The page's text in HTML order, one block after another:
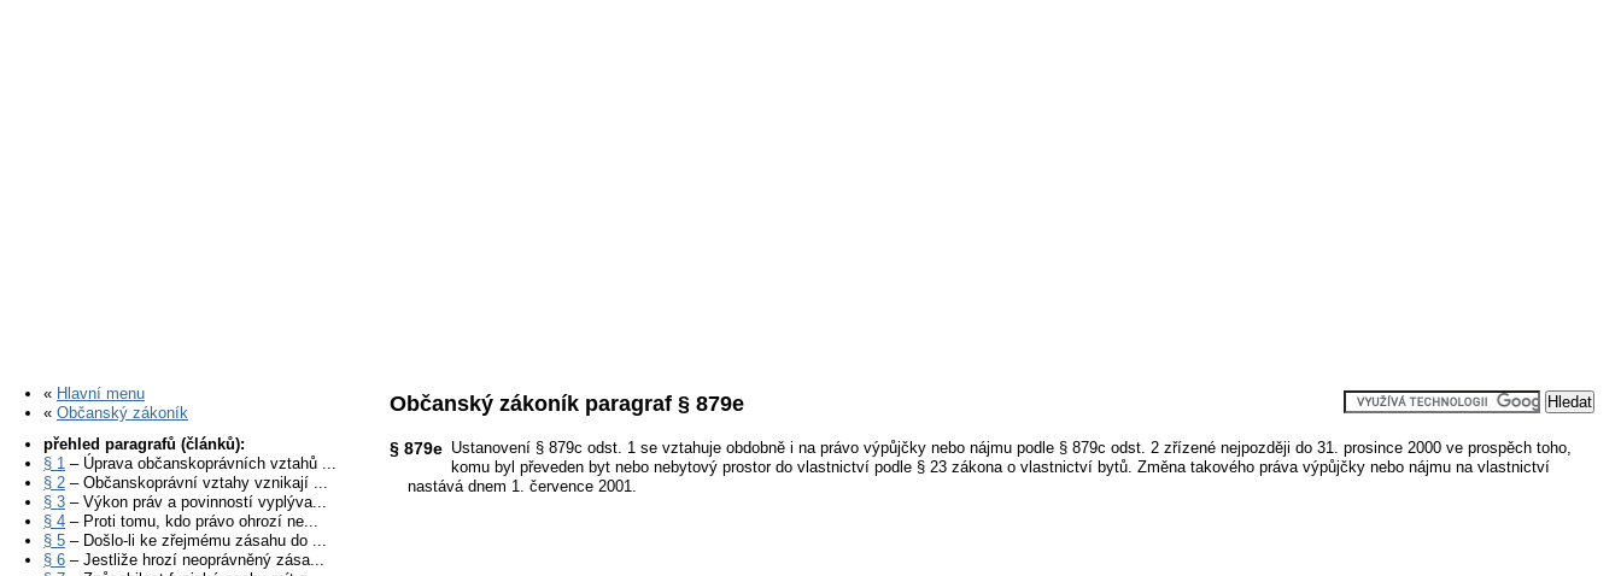
« Hlavní menu
« Občanský zákoník
přehled paragrafů (článků):
§ 1 – Úprava občanskoprávních vztahů ...
§ 2 – Občanskoprávní vztahy vznikají ...
§ 3 – Výkon práv a povinností vyplýva...
§ 4 – Proti tomu, kdo právo ohrozí ne...
§ 5 – Došlo-li ke zřejmému zásahu do ...
§ 6 – Jestliže hrozí neoprávněný zása...
Občanský zákoník paragraf § 879e
§ 879e Ustanovení § 879c odst. 1 se vztahuje obdobně i na právo výpůjčky nebo nájmu podle § 879c odst. 2 zřízené nejpozději do 31. prosince 2000 ve prospěch toho,
komu byl převeden byt nebo nebytový prostor do vlastnictví podle § 23 zákona o vlastnictví bytů. Změna takového práva výpůjčky nebo nájmu na vlastnictví
nastává dnem 1. července 2001.